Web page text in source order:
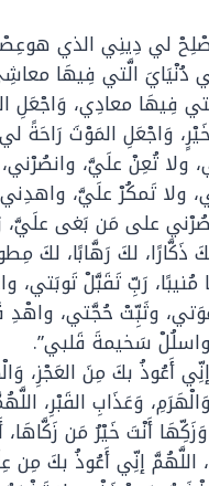
لي دِينِي الذي
دُنْيَايَ الَّتي فِيهَا
فِيهَا معادِي، وَاجْعَلِ
وَاجْعَلِ المَوْتَ رَاحَةً
ولا تُعِنْ علَيَّ،
ولا تَمكُرْ علَيَّ،
على مَن بَغى
ذَكَّارًا، لكَ رَهَّابًا، لكَ
مُنيبًا، رَبِّ تَقَبَّلْ تَوبَتي،
وثَبِّتْ حُجَّتي،
سَخيمةَ قَلبي”.
أَعُوذُ بكَ مِنَ العَجْزِ،
وَعَذَابِ القَبْرِ،
أَنْتَ خَيْرُ مَن زَكَّاهَا،
اللَّهُمَّ إنِّي أَعُوذُ بكَ مِن